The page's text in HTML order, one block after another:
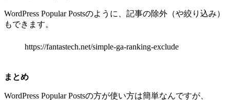
WordPress Popular Postsのように、記事の除外（や絞り込み）
もできます。
https://fantastech.net/simple-ga-ranking-exclude
まとめ
WordPress Popular Postsの方が使い方は簡単なんですが、